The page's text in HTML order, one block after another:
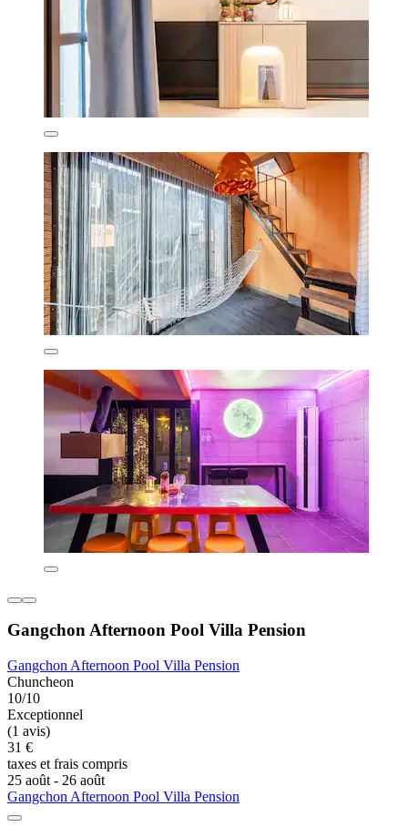
Gangchon Afternoon Pool Villa Pension
Gangchon Afternoon Pool Villa Pension
Chuncheon
10/10
Exceptionnel
(1 avis)
31 €
taxes et frais compris
25 août - 26 août
Gangchon Afternoon Pool Villa Pension